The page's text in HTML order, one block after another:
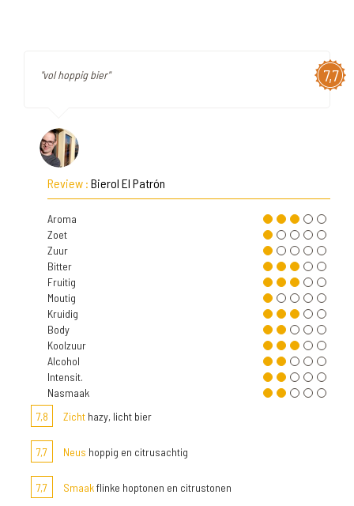
7,7
"vol hoppig bier"
Review : Bierol El Patrón
Aroma
Zoet
Zuur
Bitter
Fruitig
Moutig
Kruidig
Body
Koolzuur
Alcohol
Intensit.
Nasmaak
7,8
Zicht hazy, licht bier
7,7 Neus hoppig en citrusachtig
7,7 Smaakflinke hoptonen en citrustonen